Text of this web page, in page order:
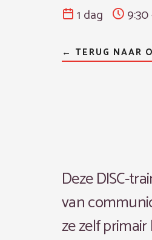
1 dag
← TERUG NAAR
Deze DISC-
van
ze zelf